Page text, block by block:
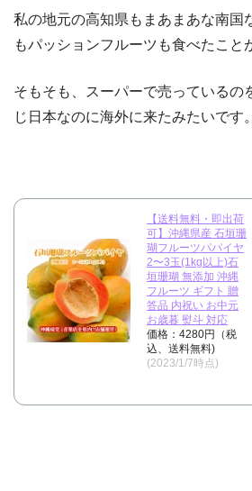
私の地元の高知県もまあまあな南国
もパッションフルーツも食べたこと
そもそも、スーパーで売っているの
じ日本なのに海外に来たみたいです。
【送料無料・即出荷
可】沖縄県産 石垣珊
瑚フルーツパパイヤ
2〜3玉(1kg以上)石
垣珊瑚 無添加 沖縄
フルーツ ギフト 贈
答品 内祝い お中元
お歳暮 熨斗 対応
価格：4280円（税
込、送料無料)
(2023/1/7時点)